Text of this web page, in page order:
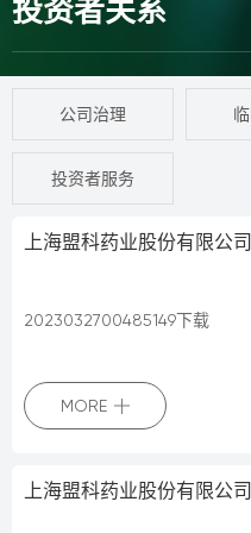
投资者关系
公司治理
投资者服务
上海盟科药业股份有限公
2023032700485149下载
MORE
上海盟科药业股份有限公